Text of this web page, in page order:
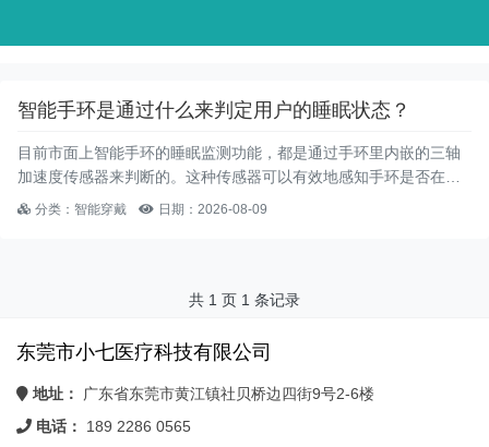
智能手环是通过什么来判定用户的睡眠状态？
目前市面上智能手环的睡眠监测功能，都是通过手环里内嵌的三轴
加速度传感器来判断的。这种传感器可以有效地感知手环是否在移
动，以及移动的方向。
分类：智能穿戴 日期：2026-08-09
共 1 页 1 条记录
东莞市小七医疗科技有限公司
地址：
广东省东莞市黄江镇社贝桥边四街9号2-6楼
电话：
189 2286 0565